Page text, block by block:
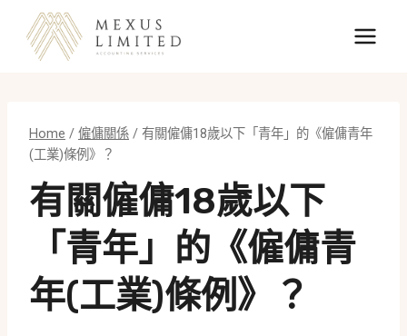
content
Home / 僱傭關係 / 有關僱傭18歲以下「青年」的《僱傭青年
(工業)條例》？
有關僱傭18歲以下
「青年」的《僱傭青
年(工業)條例》？